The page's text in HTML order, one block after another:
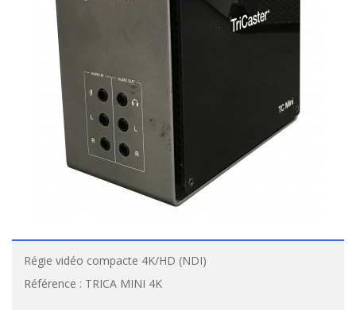
Régie vidéo compacte 4K/HD (NDI)
Référence : TRICA MINI 4K